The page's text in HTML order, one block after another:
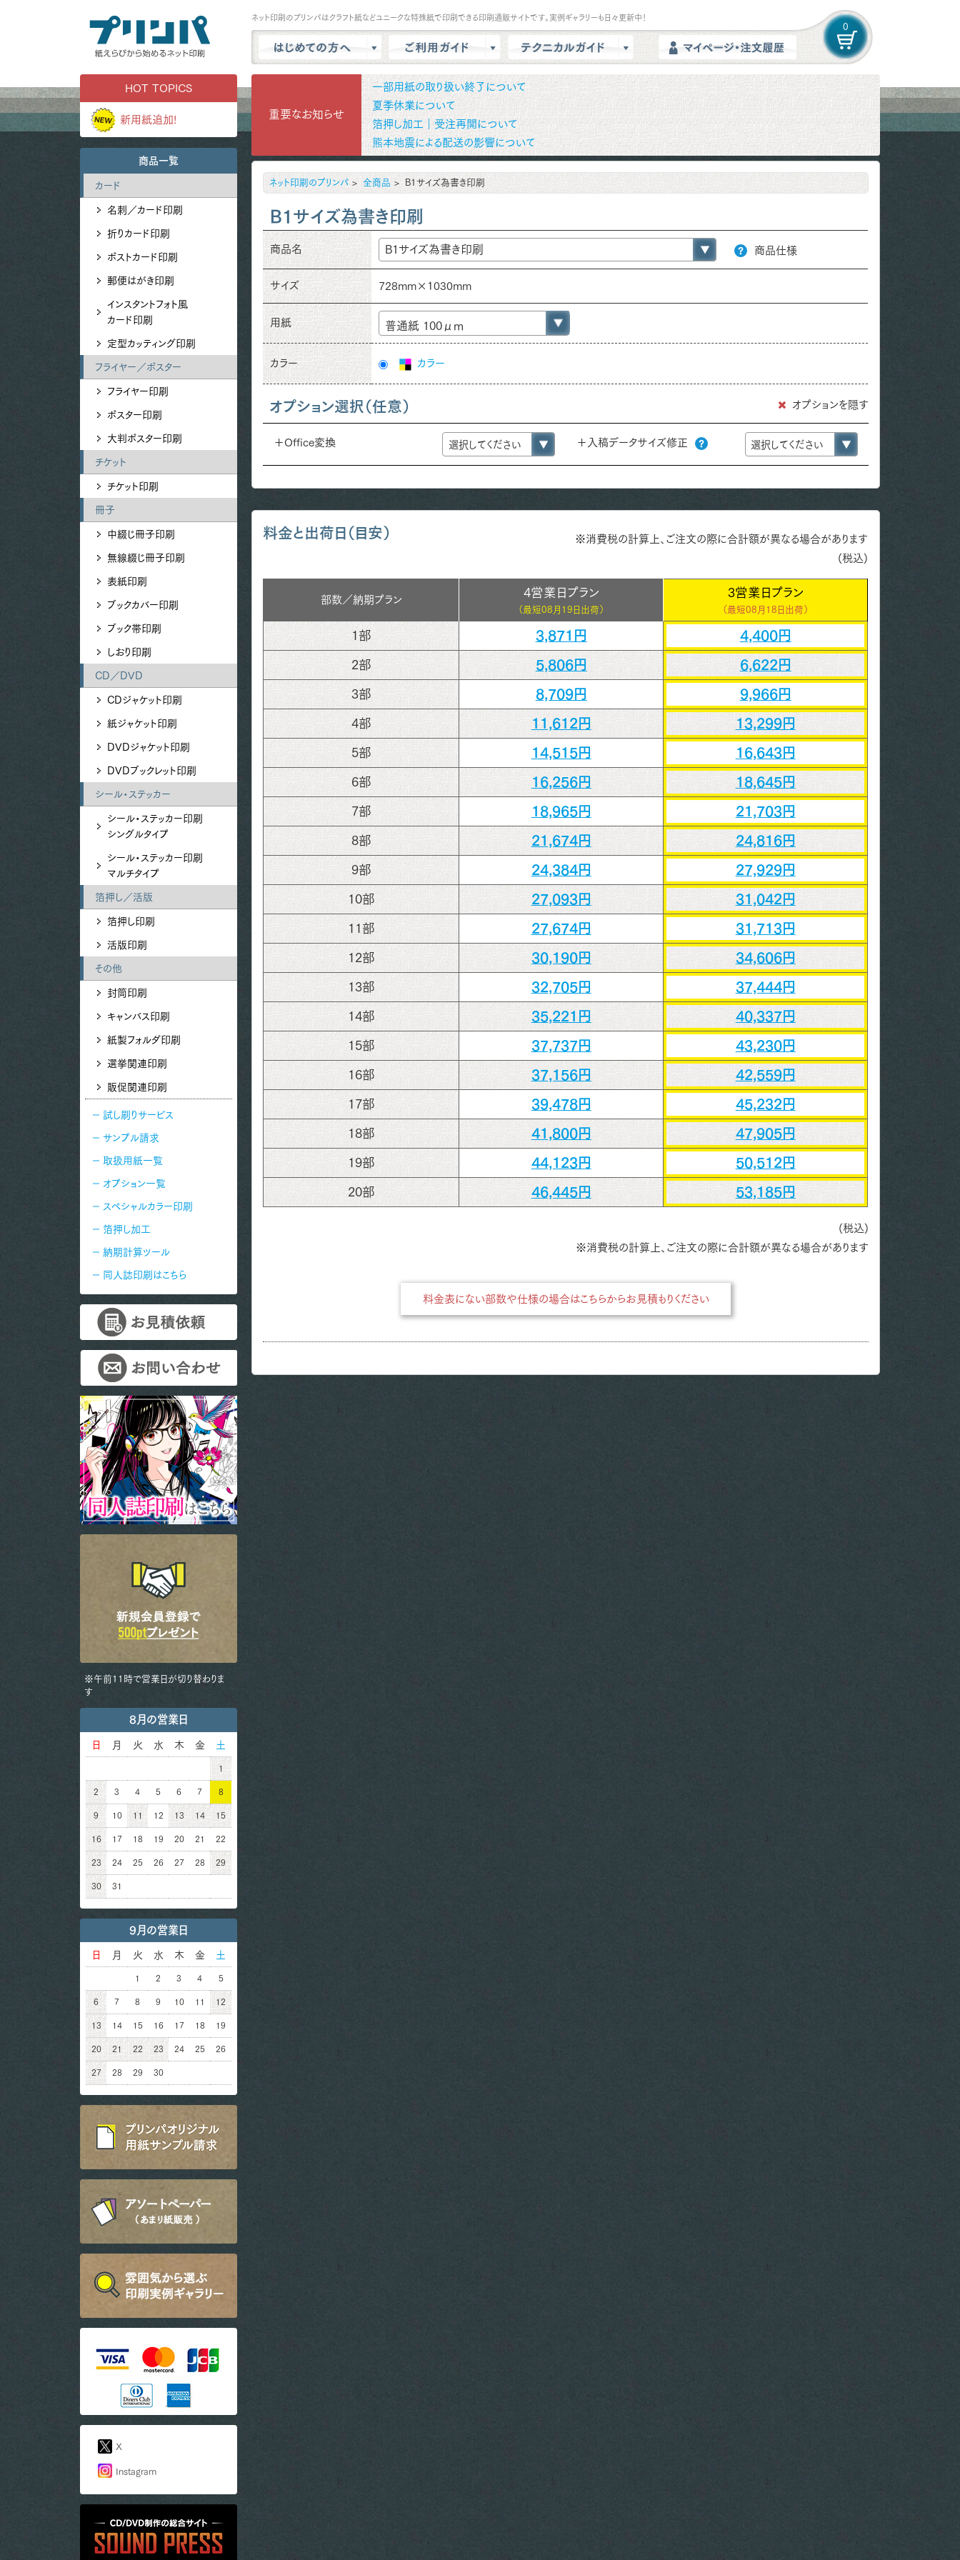
ネット印刷のプリンパはクラフト紙などユニークな特殊紙で印刷できる印刷通販サイトです。実例ギャラリーも日々更新中！
よくある質問
お問い合わせ
会員登録・ポイント
商品選択・カート
支払方法
データ入稿
配送方法/料金
テンプレート
印刷の基礎知識
0
HOT TOPICS
新用紙追加!
商品一覧
カード
名刺／カード印刷
折りカード印刷
ポストカード印刷
郵便はがき印刷
インスタントフォト風
カード印刷
定型カッティング印刷
フライヤー／ポスター
フライヤー印刷
ポスター印刷
大判ポスター印刷
チケット
チケット印刷
冊子
中綴じ冊子印刷
無線綴じ冊子印刷
表紙印刷
ブックカバー印刷
ブック帯印刷
しおり印刷
CD／DVD
CDジャケット印刷
紙ジャケット印刷
DVDジャケット印刷
DVDブックレット印刷
シール・ステッカー
シール・ステッカー印刷
シングルタイプ
シール・ステッカー印刷
マルチタイプ
箔押し／活版
箔押し印刷
活版印刷
その他
封筒印刷
キャンバス印刷
紙製フォルダ印刷
選挙関連印刷
販促関連印刷
試し刷りサービス
サンプル請求
取扱用紙一覧
オプション一覧
スペシャルカラー印刷
箔押し加工
納期計算ツール
同人誌印刷はこちら
※午前11時で営業日が切り替わりま
す
8月の営業日
日 月 火 水 木 金 土
1
2 3 4 5 6 7 8
9 10 11 12 13 14 15
16 17 18 19 20 21 22
23 24 25 26 27 28 29
30 31
9月の営業日
日 月 火 水 木 金 土
1 2 3 4 5
6 7 8 9 10 11 12
13 14 15 16 17 18 19
20 21 22 23 24 25 26
27 28 29 30
X
Instagram
重要なお知らせ
一部用紙の取り扱い終了について
夏季休業について
箔押し加工｜受注再開について
熊本地震による配送の影響について
ネット印刷のプリンパ 全商品 B1サイズ為書き印刷
B1サイズ為書き印刷
商品名 商品仕様
サイズ 728mm×1030mm
用紙 普通紙 100μm
カラー カラー
オプション選択（任意） オプションを隠す
＋Office変換 ＋入稿データサイズ修正
料金と出荷日（目安）
※消費税の計算上、ご注文の際に合計額が異なる場合があります
(税込)
部数／ 納期プラン
4営業日プラン
（最短08月19日出荷）
3営業日プラン
（最短08月18日出荷）
1部 3,871円 4,400円
2部 5,806円 6,622円
3部 8,709円 9,966円
4部 11,612円 13,299円
5部 14,515円 16,643円
6部 16,256円 18,645円
7部 18,965円 21,703円
8部 21,674円 24,816円
9部 24,384円 27,929円
10部 27,093円 31,042円
11部 27,674円 31,713円
12部 30,190円 34,606円
13部 32,705円 37,444円
14部 35,221円 40,337円
15部 37,737円 43,230円
16部 37,156円 42,559円
17部 39,478円 45,232円
18部 41,800円 47,905円
19部 44,123円 50,512円
20部 46,445円 53,185円
(税込)
※消費税の計算上、ご注文の際に合計額が異なる場合があります
料金表にない部数や仕様の場合はこちらからお見積もりください